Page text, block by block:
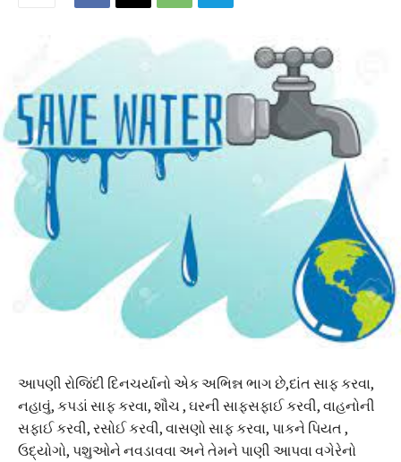
આપણી રોજિંદી દિનચર્યાનો એક અભિન્ન ભાગ છે,દાંત સાફ કરવા,
નહાવું, કપડાં સાફ કરવા, શૌચ , ઘરની સાફસફાઈ કરવી, વાહનોની
સફાઈ કરવી, રસોઈ કરવી, વાસણો સાફ કરવા, પાકને પિયત ,
ઉદ્યોગો, પશુઓને નવડાવવા અને તેમને પાણી આપવા વગેરેનો